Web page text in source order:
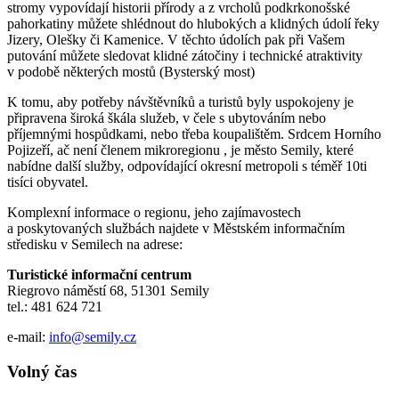
stromy vypovídají historii přírody a z vrcholů podkrkonošské
pahorkatiny můžete shlédnout do hlubokých a klidných údolí řeky
Jizery, Olešky či Kamenice. V těchto údolích pak při Vašem
putování můžete sledovat klidné zátočiny i technické atraktivity
v podobě některých mostů (Bysterský most)
K tomu, aby potřeby návštěvníků a turistů byly uspokojeny je
připravena široká škála služeb, v čele s ubytováním nebo
příjemnými hospůdkami, nebo třeba koupalištěm. Srdcem Horního
Pojizeří, ač není členem mikroregionu , je město Semily, které
nabídne další služby, odpovídající okresní metropoli s téměř 10ti
tisíci obyvatel.
Komplexní informace o regionu, jeho zajímavostech
a poskytovaných službách najdete v Městském informačním
středisku v Semilech na adrese:
Turistické informační centrum
Riegrovo náměstí 68, 51301 Semily
tel.: 481 624 721
e-mail: info@semily.cz
Volný čas